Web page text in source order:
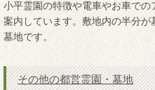
小平霊園の特徴や電車やお車で
案内しています。敷地内の半分
墓地です。
その他の都営霊園・墓地